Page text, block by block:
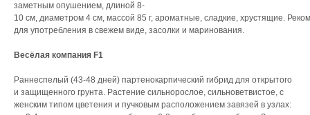
заметным опушением, длиной 8-
10 см, диаметром 4 см, массой 85 г, ароматные, сладкие, хрустящие.
для употребления в свежем виде, засолки и маринования.
Весёлая компания F1
Раннеспелый (43-48 дней) партенокарпический гибрид для открытого
и защищенного грунта. Растение сильнорослое, сильноветвистое, с
женским типом цветения и пучковым расположением завязей в узлах: